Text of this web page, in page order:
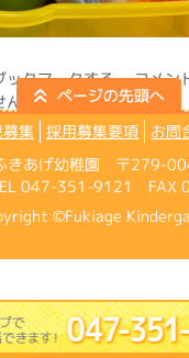
ックマークする。 コメン
ん。
集
採用募集要項
お問
きあげ幼稚園 〒279-
047-351-9121 FAX
©Fukiage